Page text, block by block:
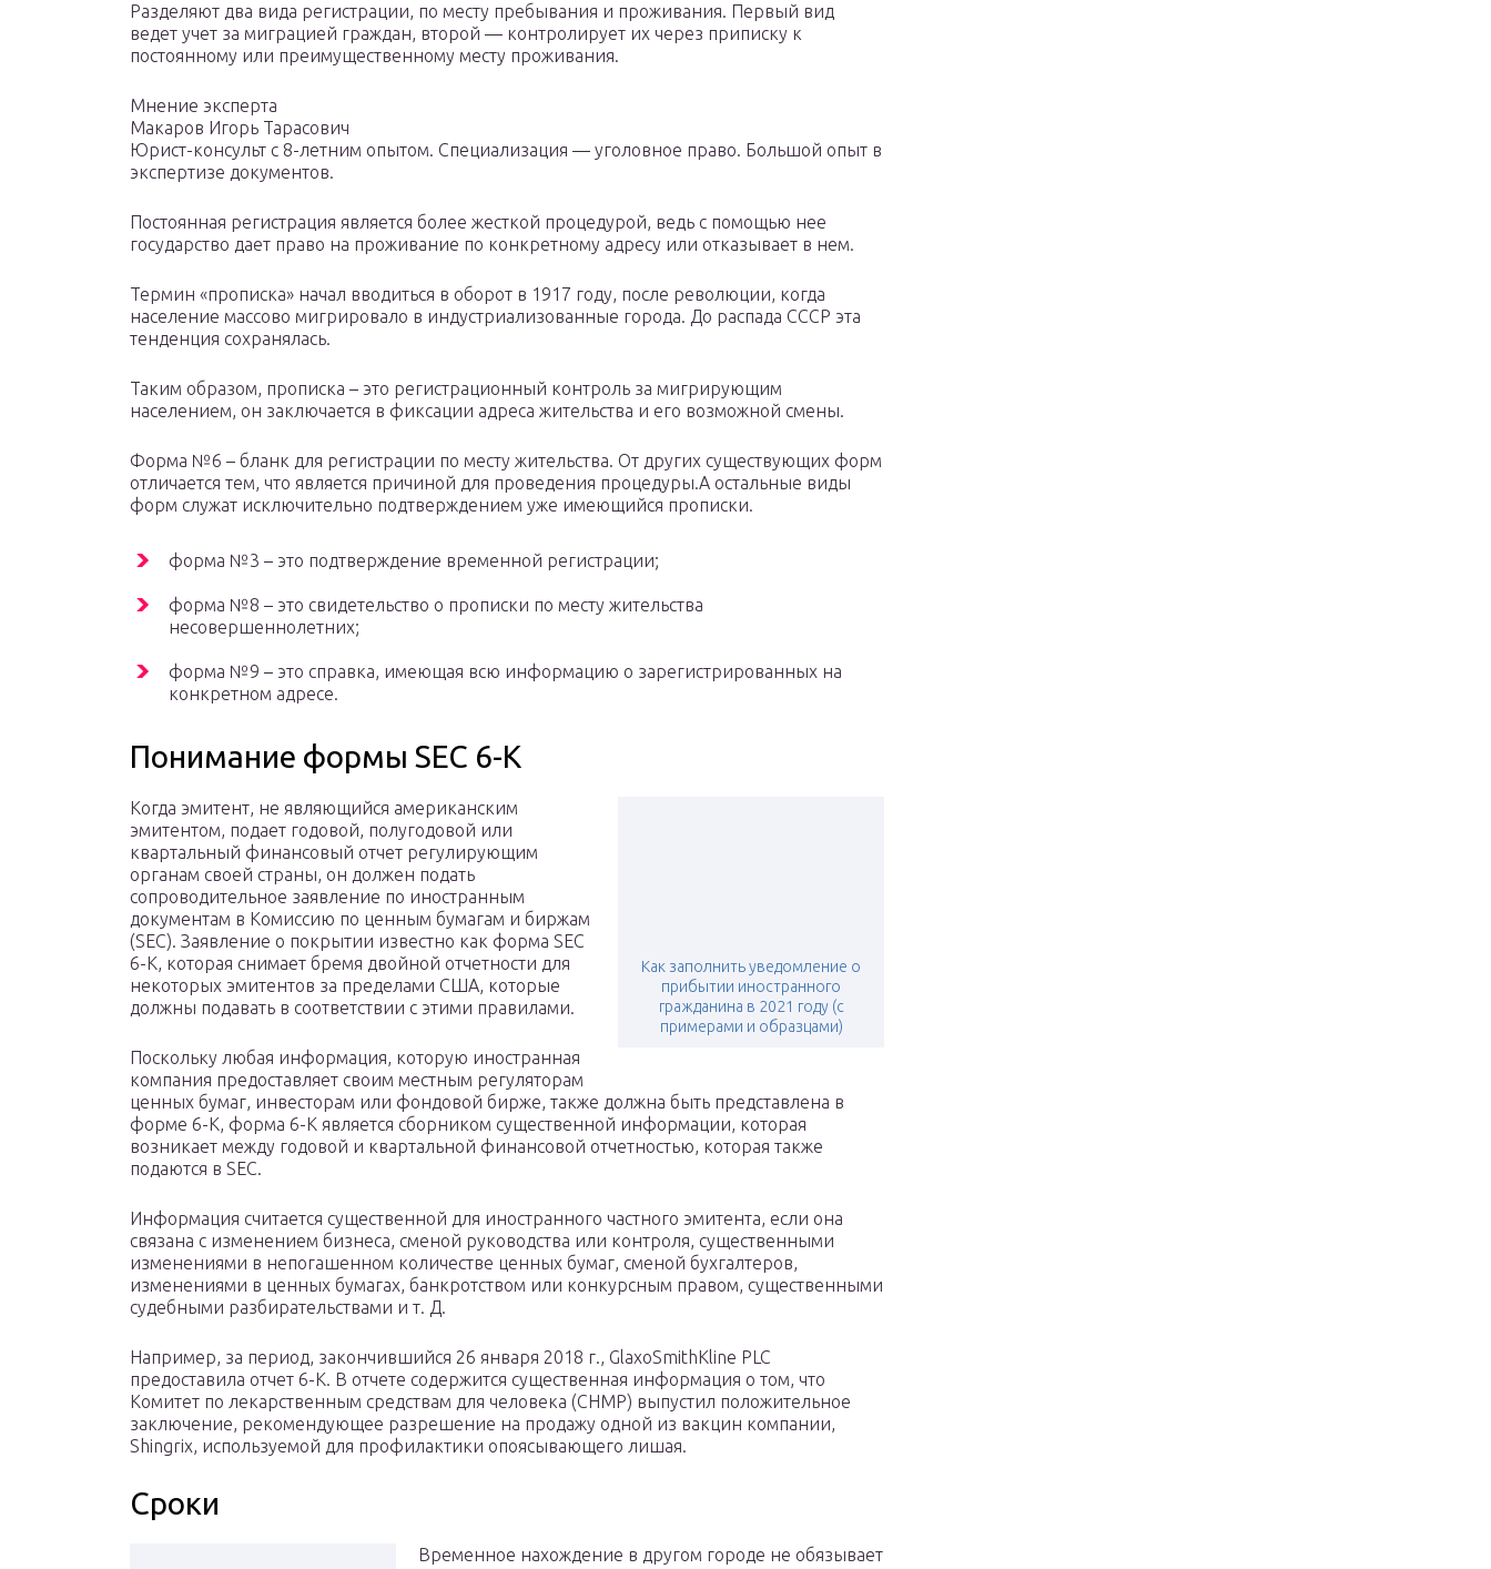
Разделяют два вида регистрации, по месту пребывания и проживания. Первый вид
ведет учет за миграцией граждан, второй — контролирует их через приписку к
постоянному или преимущественному месту проживания.
Мнение эксперта
Макаров Игорь Тарасович
Юрист-консульт с 8-летним опытом. Специализация — уголовное право. Большой опыт в
экспертизе документов.
Постоянная регистрация является более жесткой процедурой, ведь с помощью нее
государство дает право на проживание по конкретному адресу или отказывает в нем.
Термин «прописка» начал вводиться в оборот в 1917 году, после революции, когда
население массово мигрировало в индустриализованные города. До распада СССР эта
тенденция сохранялась.
Таким образом, прописка – это регистрационный контроль за мигрирующим
населением, он заключается в фиксации адреса жительства и его возможной смены.
Форма №6 – бланк для регистрации по месту жительства. От других существующих форм
отличается тем, что является причиной для проведения процедуры.А остальные виды
форм служат исключительно подтверждением уже имеющийся прописки.
форма №3 – это подтверждение временной регистрации;
форма №8 – это свидетельство о прописки по месту жительства
несовершеннолетних;
форма №9 – это справка, имеющая всю информацию о зарегистрированных на
конкретном адресе.
Понимание формы SEC 6-K
Как заполнить уведомление о
прибытии иностранного
гражданина в 2021 году (с
примерами и образцами)
Когда эмитент, не являющийся американским
эмитентом, подает годовой, полугодовой или
квартальный финансовый отчет регулирующим
органам своей страны, он должен подать
сопроводительное заявление по иностранным
документам в Комиссию по ценным бумагам и биржам
(SEC). Заявление о покрытии известно как форма SEC
6-K, которая снимает бремя двойной отчетности для
некоторых эмитентов за пределами США, которые
должны подавать в соответствии с этими правилами.
Поскольку любая информация, которую иностранная
компания предоставляет своим местным регуляторам
ценных бумаг, инвесторам или фондовой бирже, также должна быть представлена ​​в
форме 6-K, форма 6-K является сборником существенной информации, которая
возникает между годовой и квартальной финансовой отчетностью, которая также
подаются в SEC.
Информация считается существенной для иностранного частного эмитента, если она
связана с изменением бизнеса, сменой руководства или контроля, существенными
изменениями в непогашенном количестве ценных бумаг, сменой бухгалтеров,
изменениями в ценных бумагах, банкротством или конкурсным правом, существенными
судебными разбирательствами и т. Д.
Например, за период, закончившийся 26 января 2018 г., GlaxoSmithKline PLC
предоставила отчет 6-K. В отчете содержится существенная информация о том, что
Комитет по лекарственным средствам для человека (CHMP) выпустил положительное
заключение, рекомендующее разрешение на продажу одной из вакцин компании,
Shingrix, используемой для профилактики опоясывающего лишая.
Сроки
Временное нахождение в другом городе не обязывает